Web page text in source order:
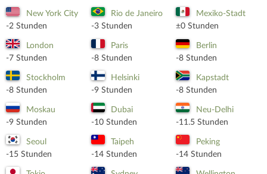
New York City
-2 Stunden
Rio de Janeiro
-3 Stunden
Mexiko-Stadt
±0 Stunden
London
-7 Stunden
Paris
-8 Stunden
Berlin
-8 Stunden
Stockholm
-8 Stunden
Helsinki
-9 Stunden
Kapstadt
-8 Stunden
Moskau
-9 Stunden
Dubai
-10 Stunden
Neu-Delhi
-11.5 Stunden
Seoul
-15 Stunden
Taipeh
-14 Stunden
Peking
-14 Stunden